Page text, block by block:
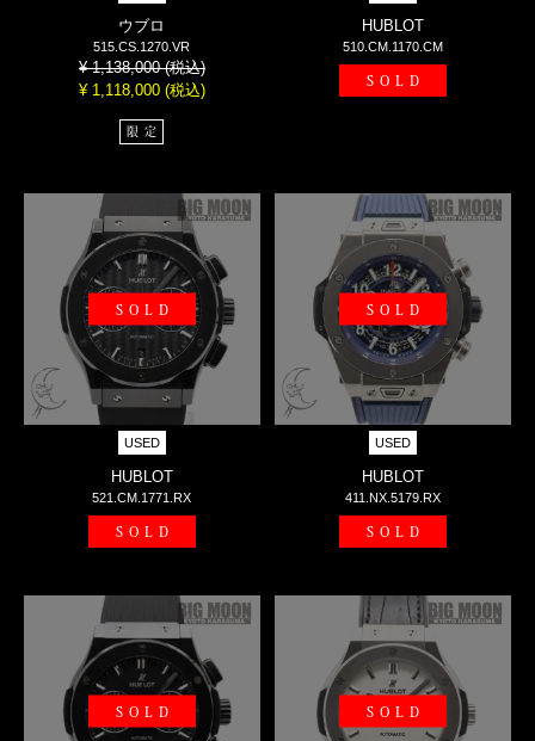
ウブロ
515.CS.1270.VR
¥ 1,138,000(税込)
¥ 1,118,000 (税込)
限定
HUBLOT
510.CM.1170.CM
SOLD
SOLD
USED
HUBLOT
521.CM.1771.RX
SOLD
SOLD
USED
HUBLOT
411.NX.5179.RX
SOLD
SOLD SOLD